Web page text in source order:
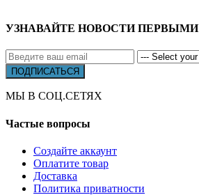
УЗНАВАЙТЕ НОВОСТИ ПЕРВЫМИ
МЫ В СОЦ.СЕТЯХ
Частые вопросы
Создайте аккаунт
Оплатите товар
Доставка
Политика приватности